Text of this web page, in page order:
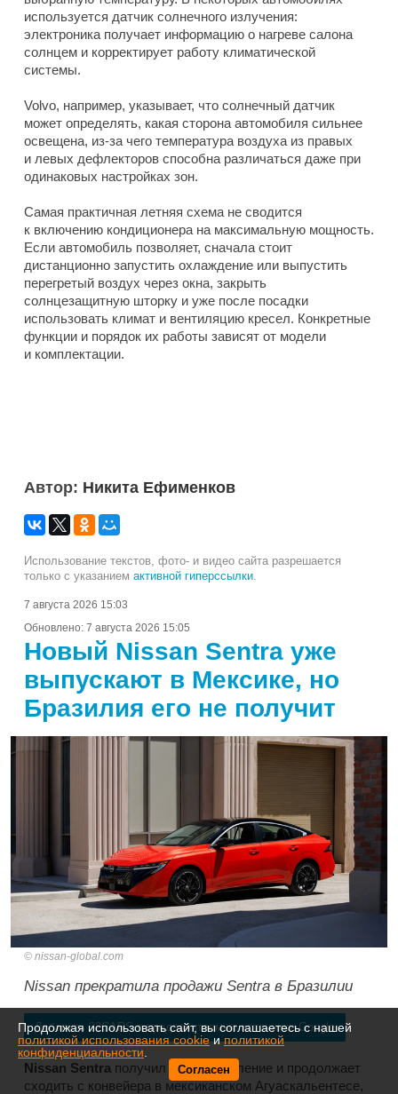
используется датчик солнечного излучения:
электроника получает информацию о нагреве салона
солнцем и корректирует работу климатической
системы.
Volvo, например, указывает, что солнечный датчик
может определять, какая сторона автомобиля сильнее
освещена, из-за чего температура воздуха из правых
и левых дефлекторов способна различаться даже при
одинаковых настройках зон.
Самая практичная летняя схема не сводится
к включению кондиционера на максимальную мощность.
Если автомобиль позволяет, сначала стоит
дистанционно запустить охлаждение или выпустить
перегретый воздух через окна, закрыть
солнцезащитную шторку и уже после посадки
использовать климат и вентиляцию кресел. Конкретные
функции и порядок их работы зависят от модели
и комплектации.
Автор: Никита Ефименков
Использование текстов, фото- и видео сайта разрешается
только с указанием активной гиперссылки.
7 августа 2026 15:03
Обновлено: 7 августа 2026 15:05
Новый Nissan Sentra уже
выпускают в Мексике, но
Бразилия его не получит
nissan-global.com
Nissan прекратила продажи Sentra в Бразилии
Добавить 32CARS в предпочитаемые источники Google
Nissan Sentra получил новое поколение и продолжает
сходить с конвейера в мексиканском Агуаскальентесе,
Продолжая использовать сайт, вы соглашаетесь с нашей
политикой использования cookieиполитикой
конфиденциальности
Согласен